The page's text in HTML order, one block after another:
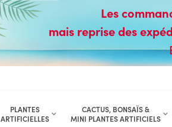
Les
mais reprise des
PLANTES
ARTIFICIELLES
CACTUS, BONSAÏS &
MINI PLANTES ARTIFICIELS